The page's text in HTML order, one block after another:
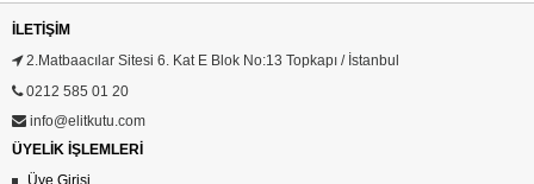
İLETIŞIM
2.Matbaacılar Sitesi 6. Kat E Blok No:13 Topkapı / İstanbul
0212 585 01 20
info@elitkutu.com
ÜYELİK İŞLEMLERİ
Üye Girişi